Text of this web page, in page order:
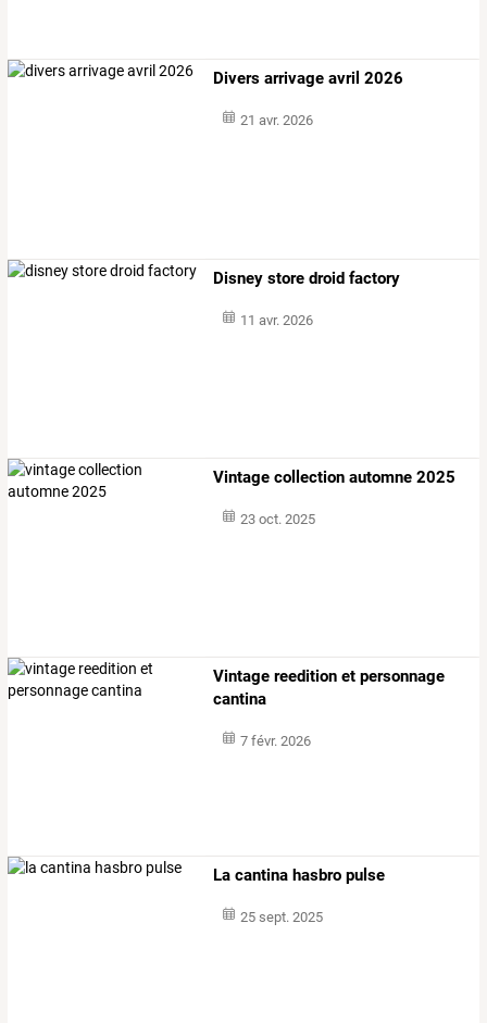
Divers arrivage avril 2026
21 avr. 2026
Disney store droid factory
11 avr. 2026
Vintage collection automne 2025
23 oct. 2025
Vintage reedition et personnage
cantina
7 févr. 2026
La cantina hasbro pulse
25 sept. 2025